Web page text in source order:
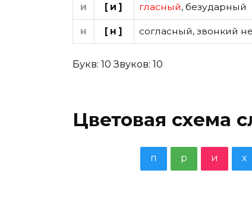
и [и] гласный, безударный
н [н] согласный, звонкий
Букв: 10 Звуков: 10
Цветовая схема
п р и х